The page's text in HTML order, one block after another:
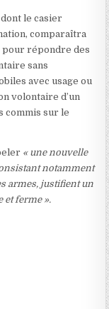
le casier
comparaîtra
pour répondre des
sans
avec usage ou
volontaire d’un
commis sur le
« une nouvelle
notamment
armes, justifient un
et ferme ».